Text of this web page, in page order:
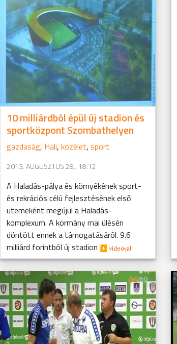
10 milliárdból épül új stadion és
sportközpont Szombathelyen
gazdaság, Hali, közélet, sport
2013. AUGUSZTUS 28., 18:12
A Haladás-pálya és környékének sport-
és rekrációs célú fejlesztésének első
ütemeként megújul a Haladás-
komplexum. A kormány mai ülésén
döntött ennek a támogatásáról. 9.6
milliárd forintból új stadion